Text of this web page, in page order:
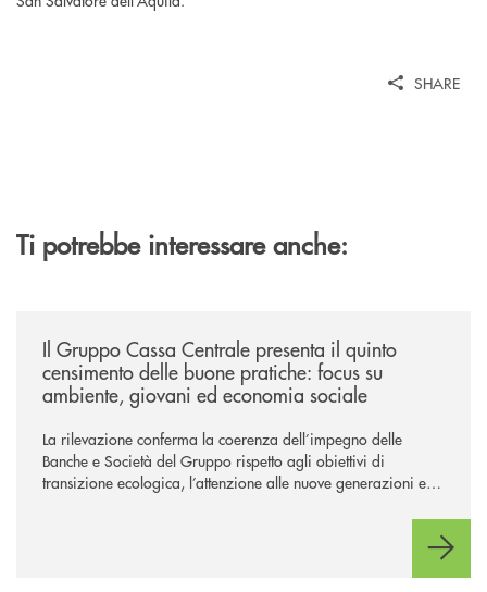
SHARE
Ti potrebbe interessare anche:
Il Gruppo Cassa Centrale presenta il quinto
censimento delle buone pratiche: focus su
ambiente, giovani ed economia sociale
La rilevazione conferma la coerenza dell’impegno delle
Banche e Società del Gruppo rispetto agli obiettivi di
transizione ecologica, l’attenzione alle nuove generazioni e
attori chiave delle comunità locali. Installate 246 colonnine di